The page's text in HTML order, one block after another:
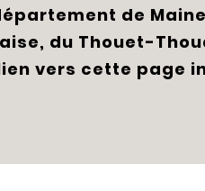
de
du Thouet-
vers cette page